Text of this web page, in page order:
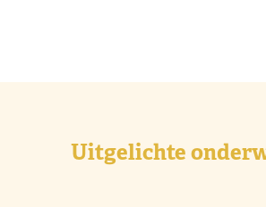
Uitgelichte